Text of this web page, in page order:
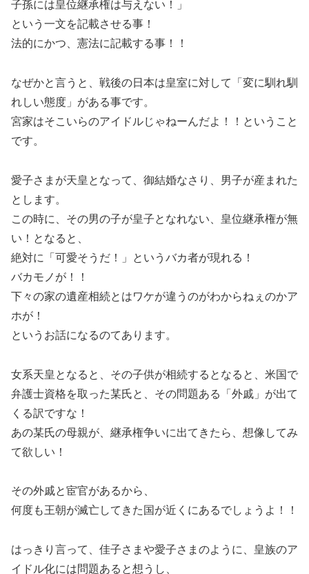
子孫には皇位継承権は与えない！」
という一文を記載させる事！
法的にかつ、憲法に記載する事！！
なぜかと言うと、戦後の日本は皇室に対して「変に馴れ馴
れしい態度」がある事です。
宮家はそこいらのアイドルじゃねーんだよ！！ということ
です。
愛子さまが天皇となって、御結婚なさり、男子が産まれた
とします。
この時に、その男の子が皇子となれない、皇位継承権が無
い！となると、
絶対に「可愛そうだ！」というバカ者が現れる！
バカモノが！！
下々の家の遺産相続とはワケが違うのがわからねぇのかア
ホが！
というお話になるのてあります。
女系天皇となると、その子供が相続するとなると、米国で
弁護士資格を取った某氏と、その問題ある「外戚」が出て
くる訳ですな！
あの某氏の母親が、継承権争いに出てきたら、想像してみ
て欲しい！
その外戚と宦官があるから、
何度も王朝が滅亡してきた国が近くにあるでしょうよ！！
はっきり言って、佳子さまや愛子さまのように、皇族のア
イドル化には問題あると想うし、